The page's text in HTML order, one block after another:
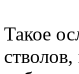
Такое